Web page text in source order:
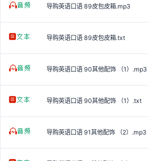
导购英语口语 89皮包皮箱.mp3
导购英语口语 89皮包皮箱.txt
导购英语口语 90其他配饰 （1）.mp3
导购英语口语 90其他配饰 （1）.txt
导购英语口语 91其他配饰 （2）.mp3